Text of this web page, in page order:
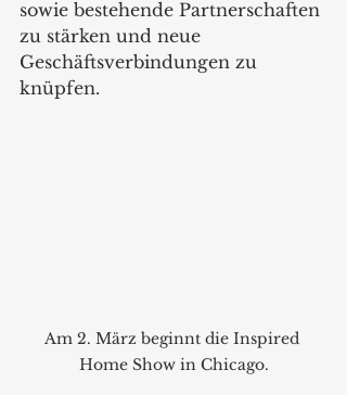
sowie bestehende Partnerschaften
zu stärken und neue
Geschäftsverbindungen zu
knüpfen.
Am 2. März beginnt die Inspired
Home Show in Chicago.